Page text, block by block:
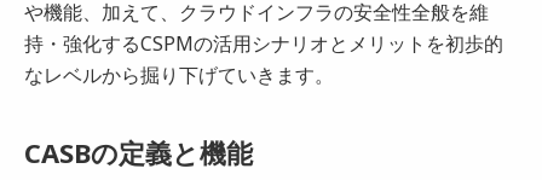
や機能、加えて、クラウドインフラの安全性全般を維
持・強化するCSPMの活用シナリオとメリットを初歩的
なレベルから掘り下げていきます。
CASBの定義と機能